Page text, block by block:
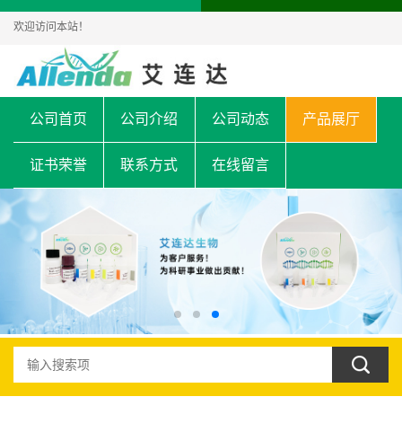
欢迎访问本站！
公司首页 公司介绍 公司动态 产品展厅
证书荣誉 联系方式 在线留言